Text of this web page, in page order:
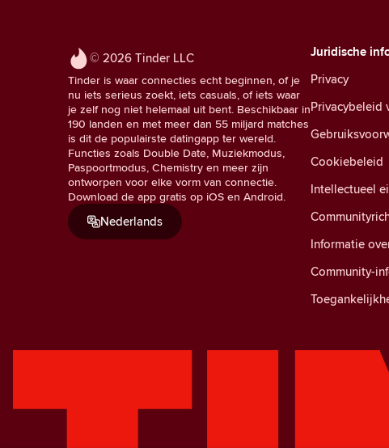
© 2026 Tinder LLC
Tinder is waar connecties echt beginnen, of je
nu iets serieus zoekt, iets casuals, of iets waar
je zelf nog niet helemaal uit bent. Beschikbaar in
190 landen en met meer dan 55 miljard matches
is dit de populairste datingapp ter wereld.
Functies zoals Double Date, Muziekmodus,
Paspoortmodus, Chemistry en meer zijn
ontworpen voor elke vorm van connectie.
Download de app gratis op iOS en Android.
Nederlands
Juridische
Privacy
Privacybeleid
Cookiebeleid
Intellectueel
Informatie
Community-